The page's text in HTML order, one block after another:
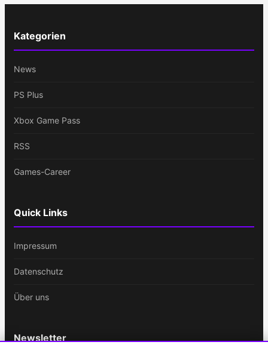
Kategorien
News
PS Plus
Xbox Game Pass
RSS
Games-Career
Quick Links
Impressum
Datenschutz
Über uns
Newsletter